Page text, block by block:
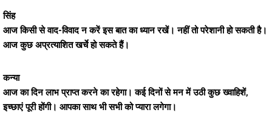
सिंह
आज किसी से वाद-विवाद न करें इस बात का ध्यान रखें। नहीं तो परेशानी हो सकती है।
आज कुछ अप्रत्याशित खर्चे हो सकते हैं।
कन्या
आज का दिन लाभ प्राप्त करने का रहेगा। कई दिनों से मन में उठी कुछ ख्वाहिशें,
इच्छाएं पूरी होंगी। आपका साथ भी सभी को प्यारा लगेगा।